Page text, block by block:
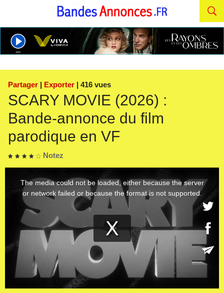
Partager | Exporter | 416 vues
SCARY MOVIE (2026) :
Bande-annonce du film
parodique en VF
Notez